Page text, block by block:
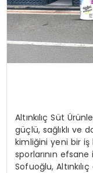
Altınkılıç Süt
güçlü, sağlıklı ve
kimliğini yeni bir iş
sporlarının
Sofuoğlu,